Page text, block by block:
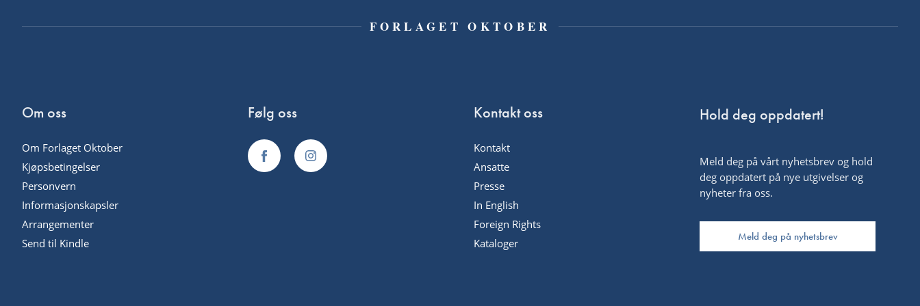
FORLAGET OKTOBER
Om oss
Om Forlaget Oktober
Kjøpsbetingelser
Personvern
Informasjonskapsler
Arrangementer
Send til Kindle
Følg oss Kontakt oss
Kontakt
Ansatte
Presse
In English
Foreign Rights
Kataloger
Hold deg oppdatert!
Meld deg på vårt nyhetsbrev og hold
deg oppdatert på nye utgivelser og
nyheter fra oss.
Meld deg på nyhetsbrev